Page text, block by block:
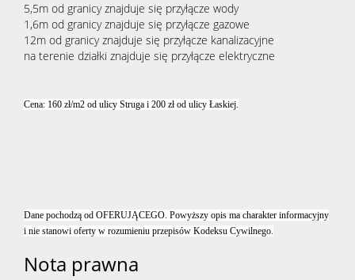
5,5m od granicy znajduje się przyłącze wody
1,6m od granicy znajduje się przyłącze gazowe
12m od granicy znajduje się przyłącze kanalizacyjne
na terenie działki znajduje się przyłącze elektryczne
Cena: 160 zł/m2 od ulicy Struga i 200 zł od ulicy Łaskiej.
Dane pochodzą od OFERUJĄCEGO. Powyższy opis ma charakter informacyjny
i nie stanowi oferty w rozumieniu przepisów Kodeksu Cywilnego.
Nota prawna